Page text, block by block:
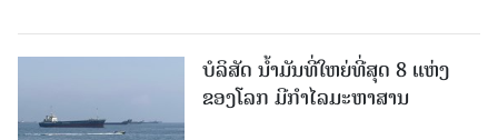
ບໍລິສັດ ນ້ຳມັນທີ່ໃຫຍ່ທີ່ສຸດ 8 ແຫ່ງ
ຂອງໂລກ ມີກຳໄລມະຫາສານ